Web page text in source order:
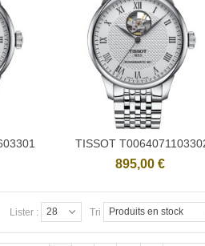
Ajouter
TISSOT
895,00 €
Tri Produits en stock
Lister : 28